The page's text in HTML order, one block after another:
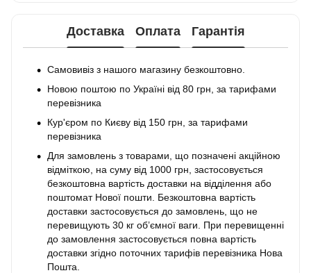
Доставка Оплата Гарантія
Самовивіз з нашого магазину безкоштовно.
Новою поштою по Україні від 80 грн, за тарифами
перевізника
Кур'єром по Києву від 150 грн, за тарифами
перевізника
Для замовлень з товарами, що позначені акційною
відміткою, на суму від 1000 грн, застосовується
безкоштовна вартість доставки на відділення або
поштомат Нової пошти. Безкоштовна вартість
доставки застосовується до замовлень, що не
перевищують 30 кг об’ємної ваги. При перевищенні
до замовлення застосовується повна вартість
доставки згідно поточних тарифів перевізника Нова
Пошта.